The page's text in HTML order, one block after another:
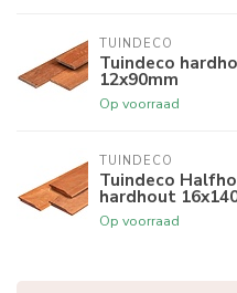
TUINDECO
Tuindeco
12x90mm
Op voorraad
TUINDECO
Tuindeco
hardhout
Op voorraad